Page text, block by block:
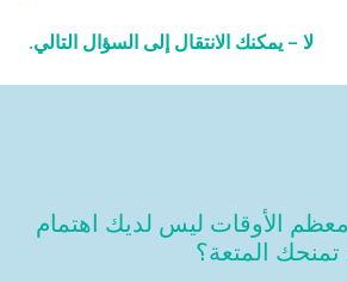
لا – يمكنك الانتقال إلى السؤال التالي.
الأوقات ليس لديك اهتمام
تمنحك المتعة؟